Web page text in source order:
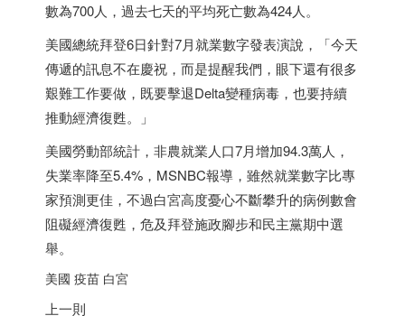
數為700人，過去七天的平均死亡數為424人。
美國總統拜登6日針對7月就業數字發表演說，「今天
傳遞的訊息不在慶祝，而是提醒我們，眼下還有很多
艱難工作要做，既要擊退Delta變種病毒，也要持續
推動經濟復甦。」
美國勞動部統計，非農就業人口7月增加94.3萬人，
失業率降至5.4%，MSNBC報導，雖然就業數字比專
家預測更佳，不過白宮高度憂心不斷攀升的病例數會
阻礙經濟復甦，危及拜登施政腳步和民主黨期中選
舉。
美國 疫苗 白宮
上一則